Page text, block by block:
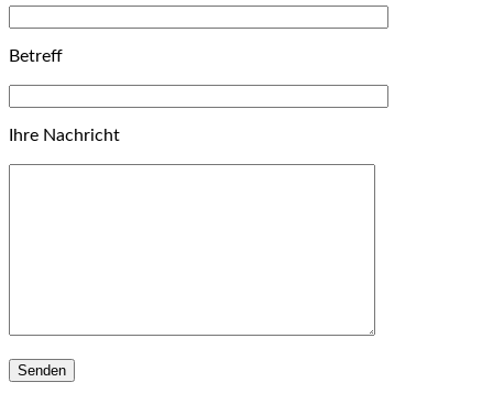
Betreff
Ihre Nachricht